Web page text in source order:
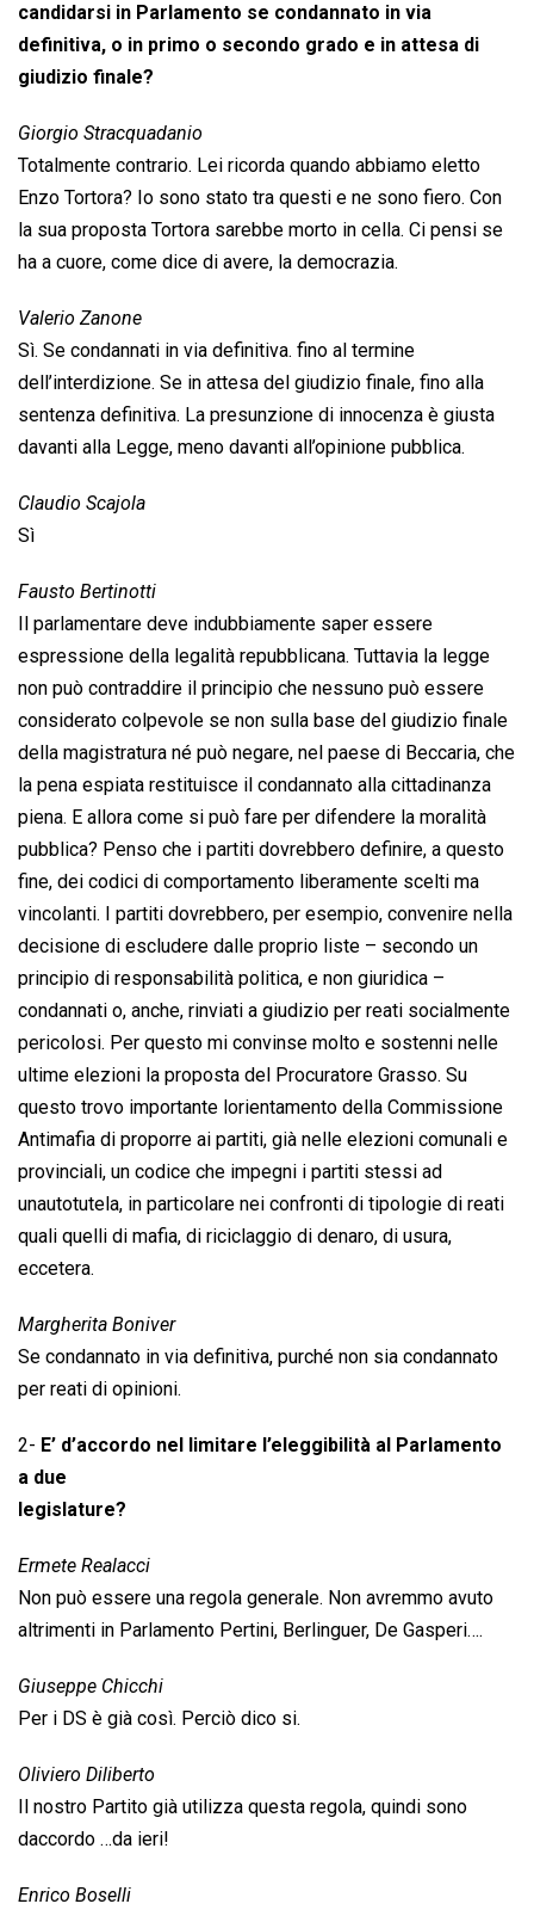
candidarsi in Parlamento se condannato in via
definitiva, o in primo o secondo grado e in attesa di
giudizio finale?
Giorgio Stracquadanio
Totalmente contrario. Lei ricorda quando abbiamo eletto
Enzo Tortora? Io sono stato tra questi e ne sono fiero. Con
la sua proposta Tortora sarebbe morto in cella. Ci pensi se
ha a cuore, come dice di avere, la democrazia.
Valerio Zanone
Sì. Se condannati in via definitiva. fino al termine
dell’interdizione. Se in attesa del giudizio finale, fino alla
sentenza definitiva. La presunzione di innocenza è giusta
davanti alla Legge, meno davanti all’opinione pubblica.
Claudio Scajola
Sì
Fausto Bertinotti
Il parlamentare deve indubbiamente saper essere
espressione della legalità repubblicana. Tuttavia la legge
non può contraddire il principio che nessuno può essere
considerato colpevole se non sulla base del giudizio finale
della magistratura né può negare, nel paese di Beccaria, che
la pena espiata restituisce il condannato alla cittadinanza
piena. E allora come si può fare per difendere la moralità
pubblica? Penso che i partiti dovrebbero definire, a questo
fine, dei codici di comportamento liberamente scelti ma
vincolanti. I partiti dovrebbero, per esempio, convenire nella
decisione di escludere dalle proprio liste – secondo un
principio di responsabilità politica, e non giuridica –
condannati o, anche, rinviati a giudizio per reati socialmente
pericolosi. Per questo mi convinse molto e sostenni nelle
ultime elezioni la proposta del Procuratore Grasso. Su
questo trovo importante lorientamento della Commissione
Antimafia di proporre ai partiti, già nelle elezioni comunali e
provinciali, un codice che impegni i partiti stessi ad
unautotutela, in particolare nei confronti di tipologie di reati
quali quelli di mafia, di riciclaggio di denaro, di usura,
eccetera.
Margherita Boniver
Se condannato in via definitiva, purché non sia condannato
per reati di opinioni.
2- E’ d’accordo nel limitare l’eleggibilità al Parlamento
a due
legislature?
Ermete Realacci
Non può essere una regola generale. Non avremmo avuto
altrimenti in Parlamento Pertini, Berlinguer, De Gasperi….
Giuseppe Chicchi
Per i DS è già così. Perciò dico si.
Oliviero Diliberto
Il nostro Partito già utilizza questa regola, quindi sono
daccordo …da ieri!
Enrico Boselli